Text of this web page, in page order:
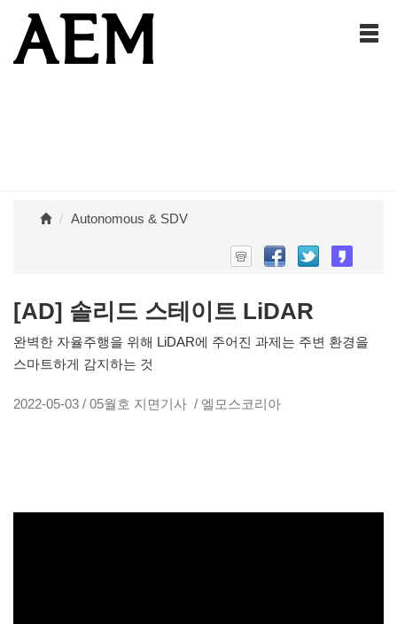
Autonomous & SDV
[AD] 솔리드 스테이트 LiDAR
완벽한 자율주행을 위해 LiDAR에 주어진 과제는 주변 환경을
스마트하게 감지하는 것
2022-05-03 / 05월호 지면기사 / 엘모스코리아